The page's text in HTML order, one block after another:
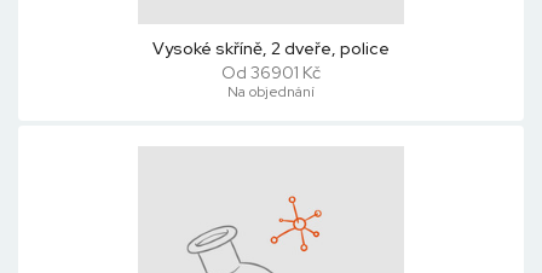
Vysoké skříně, 2 dveře, police
Od 36901 Kč
Na objednání